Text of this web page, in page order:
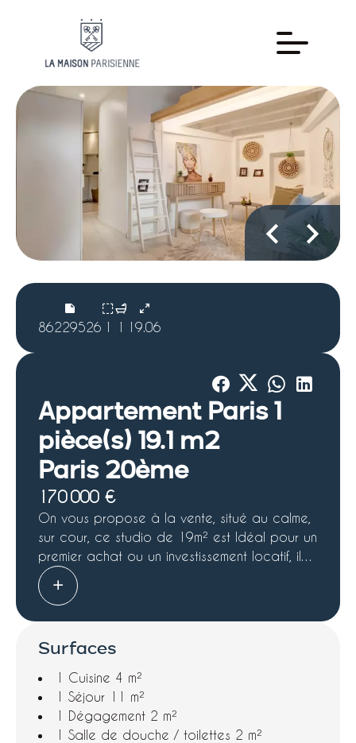
86229526 1 1 19.06
Appartement Paris 1
pièce(s) 19.1 m2
Paris 20ème
170 000 €
On vous propose à la vente, situé au calme,
sur cour, ce studio de 19m² est Idéal pour un
premier achat ou un investissement locatif, il
offre une pièce de vie lumineuse, une cuisine
fonctionnelle et une salle de bains avec WC.
calme, tout en restant lumineux. Il est
également parfaitement situé à proximité des
commerces, transports et écoles. La station
de métro Ménilmontant (ligne 2) est à
quelques minutes à pied, vous offrant un
Surfaces
1 Cuisine 4 m²
1 Séjour 11 m²
1 Dégagement 2 m²
1 Salle de douche / toilettes 2 m²